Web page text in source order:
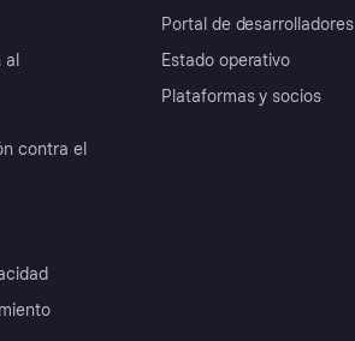
contra el
Portal de desarrolladores
Estado operativo
Plataformas y socios